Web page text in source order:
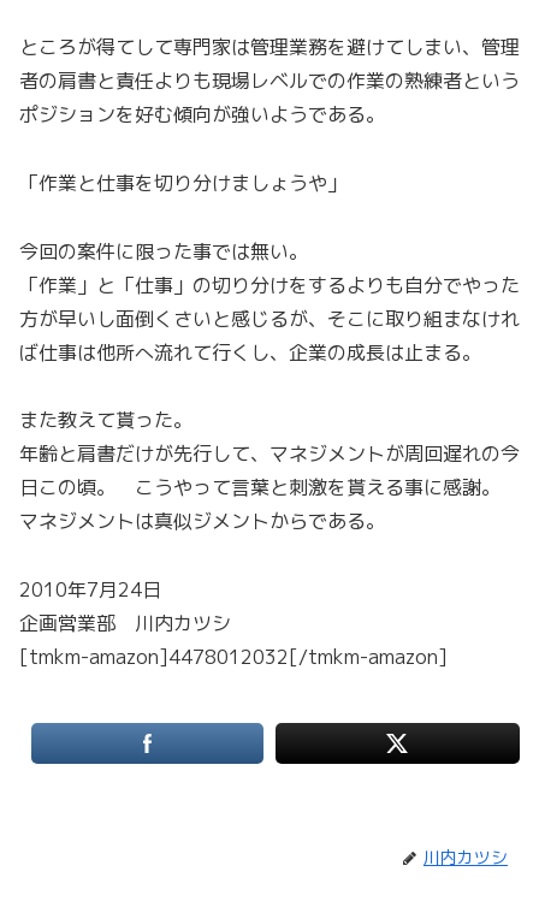
ところが得てして専門家は管理業務を避けてしまい、管理
者の肩書と責任よりも現場レベルでの作業の熟練者という
ポジションを好む傾向が強いようである。
「作業と仕事を切り分けましょうや」
今回の案件に限った事では無い。
「作業」と「仕事」の切り分けをするよりも自分でやった
方が早いし面倒くさいと感じるが、そこに取り組まなけれ
ば仕事は他所へ流れて行くし、企業の成長は止まる。
また教えて貰った。
年齢と肩書だけが先行して、マネジメントが周回遅れの今
日この頃。 こうやって言葉と刺激を貰える事に感謝。
マネジメントは真似ジメントからである。
2010年7月24日
企画営業部 川内カツシ
[tmkm-amazon]4478012032[/tmkm-amazon]
川内カツシ